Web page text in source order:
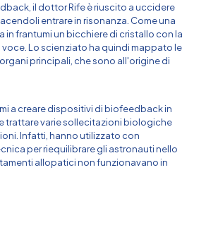
il dottor Rife è riuscito a uccidere
entrare in risonanza. Come una
in frantumi un bicchiere di cristallo con la
Lo scienziato ha quindi mappato le
principali, che sono all'origine di
a creare dispositivi di biofeedback in
trattare varie sollecitazioni biologiche
Infatti, hanno utilizzato con
per riequilibrare gli astronauti nello
allopatici non funzionavano in